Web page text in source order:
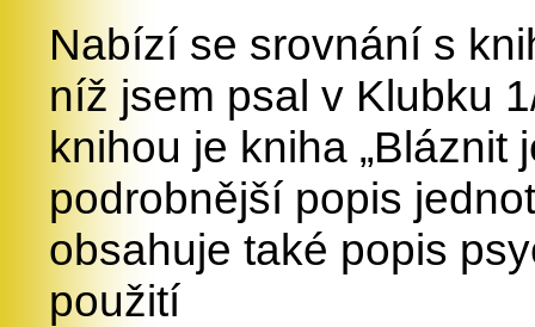
Nabízí se srovnání s
níž jsem psal v Klubku
knihou je kniha „Bláznit
podrobnější popis
obsahuje také popis
použití